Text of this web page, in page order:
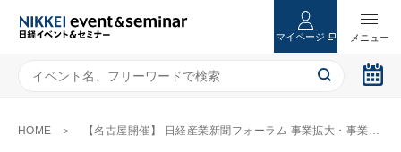
マイページ
HOME 【名古屋開催】 日経産業新聞フォーラム 事業拡大・事業承継のためのM＆A活用セミナー ～2025年、“大廃業時代”に備え、発展的な事業承継を実現するための方策～